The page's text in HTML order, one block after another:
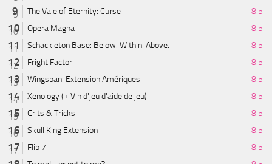
The Vale of Eternity: Curse
8.5
Opera Magna
8.5
Schackleton Base: Below. Within. Above.
8.5
Fright Factor
8.5
Wingspan: Extension Amériques
8.5
Xenology (+ Vin d'jeu d'aide de jeu)
8.5
Crits & Tricks
8.5
Skull King Extension
8.5
Flip 7
8.5